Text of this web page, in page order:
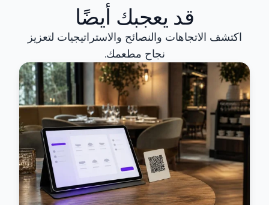
قد يعجبك أيضًا
اكتشف الاتجاهات والنصائح والاستراتيجيات لتعزيز
نجاح مطعمك.